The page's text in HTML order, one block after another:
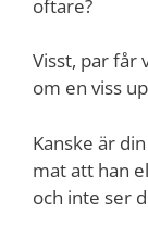
oftare?
Visst, par får
om en viss
Kanske är
mat att han
och inte ser